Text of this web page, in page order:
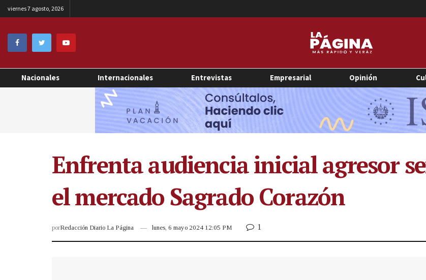
viernes 7 agosto, 2026
Nacionales Internacionales Entrevistas Empresarial Opinión
Enfrenta audiencia inicial agresor
el mercado Sagrado Corazón
porRedacción Diario La Página lunes, 6 mayo 2024 12:05 PM 1